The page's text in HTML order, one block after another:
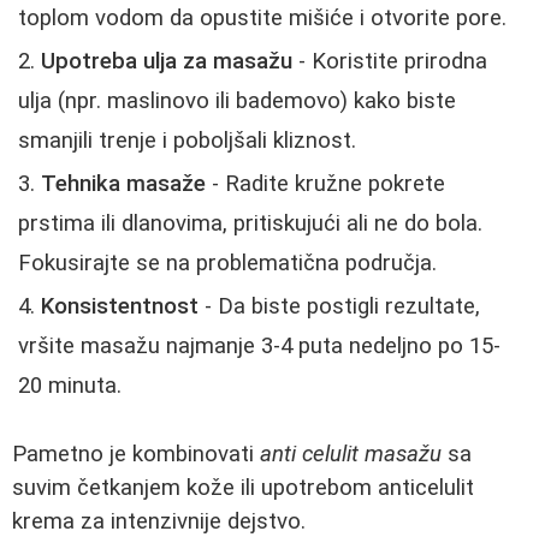
toplom vodom da opustite mišiće i otvorite pore.
Upotreba ulja za masažu - Koristite prirodna
ulja (npr. maslinovo ili bademovo) kako biste
smanjili trenje i poboljšali kliznost.
Tehnika masaže - Radite kružne pokrete
prstima ili dlanovima, pritiskujući ali ne do bola.
Fokusirajte se na problematična područja.
Konsistentnost - Da biste postigli rezultate,
vršite masažu najmanje 3-4 puta nedeljno po 15-
20 minuta.
Pametno je kombinovati anti celulit masažu sa
suvim četkanjem kože ili upotrebom anticelulit
krema za intenzivnije dejstvo.